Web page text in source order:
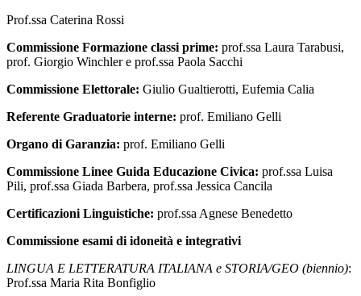
Prof.ssa Caterina Rossi
Commissione Formazione classi prime: prof.ssa Laura Tarabusi,
prof. Giorgio Winchler e prof.ssa Paola Sacchi
Commissione Elettorale: Giulio Gualtierotti, Eufemia Calia
Referente Graduatorie interne: prof. Emiliano Gelli
Organo di Garanzia: prof. Emiliano Gelli
Commissione Linee Guida Educazione Civica: prof.ssa Luisa
Pili, prof.ssa Giada Barbera, prof.ssa Jessica Cancila
Certificazioni Linguistiche: prof.ssa Agnese Benedetto
Commissione esami di idoneità e integrativi
LINGUA E LETTERATURA ITALIANA e STORIA/GEO (biennio):
Prof.ssa Maria Rita Bonfiglio